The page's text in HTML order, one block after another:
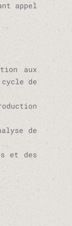
appel
aux
de
de
et des